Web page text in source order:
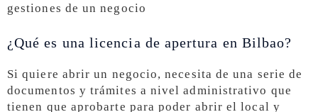
gestiones de un negocio
¿Qué es una licencia de apertura en Bilbao?
Si quiere abrir un negocio, necesita de una serie de
documentos y trámites a nivel administrativo que
tienen que aprobarte para poder abrir el local y